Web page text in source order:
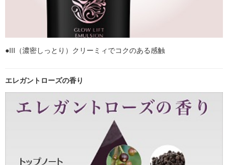
●III（濃密しっとり）クリーミィでコクのある感触
エレガントローズの香り